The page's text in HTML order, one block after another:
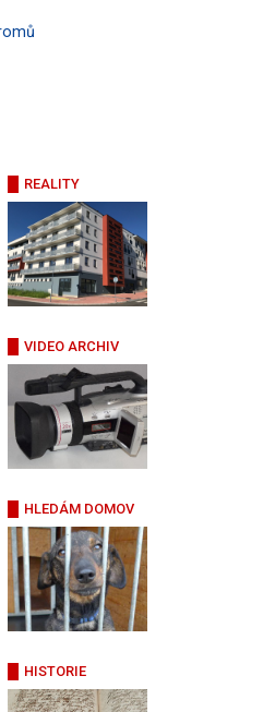
REALITY
VIDEO ARCHIV
HLEDÁM DOMOV
HISTORIE